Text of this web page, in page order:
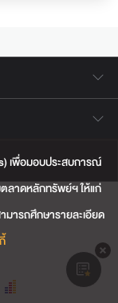
เพื่อมอบประสบการณ์
ลาดหลักทรัพย์ฯ ให้แก่
มารถศึกษารายละเอียด